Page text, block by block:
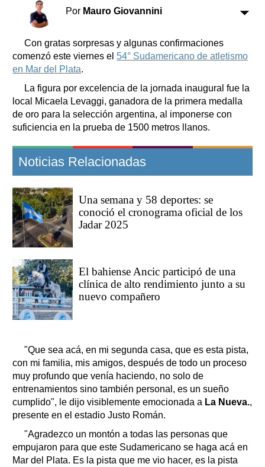
Clasificados
Horóscopo
Suplementos
Servicios
Farmacias
Loterías
Datos Útiles
Fúnebres
Por Mauro Giovannini
Con gratas sorpresas y algunas confirmaciones
comenzó este viernes el 54° Sudamericano de atletismo
en Mar del Plata.
La figura por excelencia de la jornada inaugural fue la
local Micaela Levaggi, ganadora de la primera medalla
de oro para la selección argentina, al imponerse con
suficiencia en la prueba de 1500 metros llanos.
Noticias Relacionadas
Una semana y 58 deportes: se
conoció el cronograma oficial de los
Jadar 2025
El bahiense Ancic participó de una
clínica de alto rendimiento junto a su
nuevo compañero
"Que sea acá, en mi segunda casa, que es esta pista,
con mi familia, mis amigos, después de todo un proceso
muy profundo que venía haciendo, no solo de
entrenamientos sino también personal, es un sueño
cumplido", le dijo visiblemente emocionada a La Nueva.,
presente en el estadio Justo Román.
"Agradezco un montón a todas las personas que
empujaron para que este Sudamericano se haga acá en
Mar del Plata. Es la pista que me vio hacer, es la pista